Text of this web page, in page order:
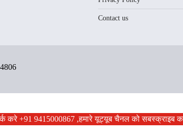
Contact us
करे +91 9415000867 ,हमारे यूट्यूब चैनल को